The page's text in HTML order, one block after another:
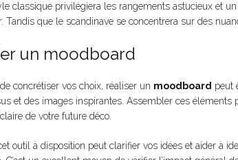
classique privilégiera les rangements astucieux et
Tandis que le scandinave se concentrera sur des
un moodboard
concrétiser vos choix, réaliser un moodboard peut
et des images inspirantes. Assembler ces
de votre future déco.
outil à disposition peut clarifier vos idées et aider à